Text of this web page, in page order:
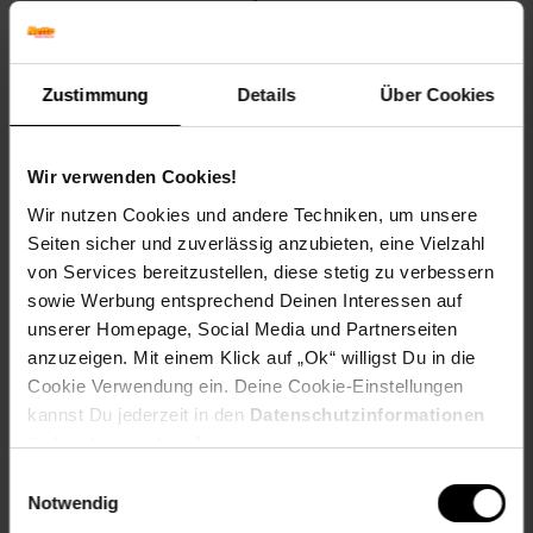
Zustimmung Details Über Cookies
Wir verwenden Cookies!
Wir nutzen Cookies und andere Techniken, um unsere
Seiten sicher und zuverlässig anzubieten, eine Vielzahl
von Services bereitzustellen, diese stetig zu verbessern
sowie Werbung entsprechend Deinen Interessen auf
unserer Homepage, Social Media und Partnerseiten
anzuzeigen. Mit einem Klick auf „Ok“ willigst Du in die
Cookie Verwendung ein. Deine Cookie-Einstellungen
kannst Du jederzeit in den Datenschutzinformationen
ändern bzw. widerrufen.
Notwendig
Perfekt für alle, die sich mit Stil und Charme in Szene
setzen möchten.
Kurzes, sexy Kleid
Sexy Kniestrümpfe
Süße Kopfbedeckung
Viele kleine Spielkartensymbol-Verzierungen
Mit aufgenähter Schürze und einer sexy Schnürung am
Dekolleté
Farbe: blau/weiß
Lieferumfang
Kniestrümpfe